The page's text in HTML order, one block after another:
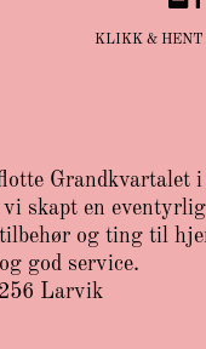
KLIKK &
Grandkvartalet
skapt en
og ting til
god service.
Larvik